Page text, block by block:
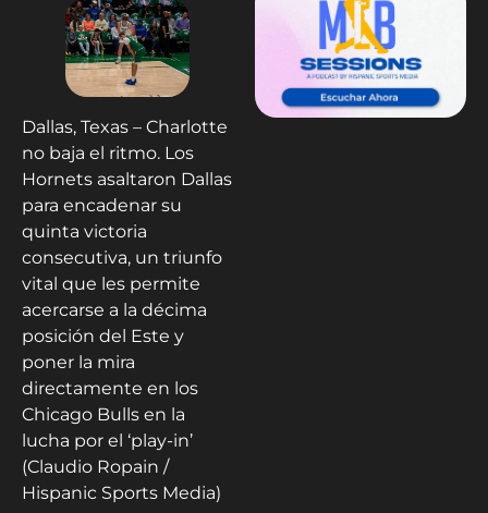
Dallas, Texas – Charlotte
no baja el ritmo. Los
Hornets asaltaron Dallas
para encadenar su
quinta victoria
consecutiva, un triunfo
vital que les permite
acercarse a la décima
posición del Este y
poner la mira
directamente en los
Chicago Bulls en la
lucha por el ‘play-in’
(Claudio Ropain /
Hispanic Sports Media)